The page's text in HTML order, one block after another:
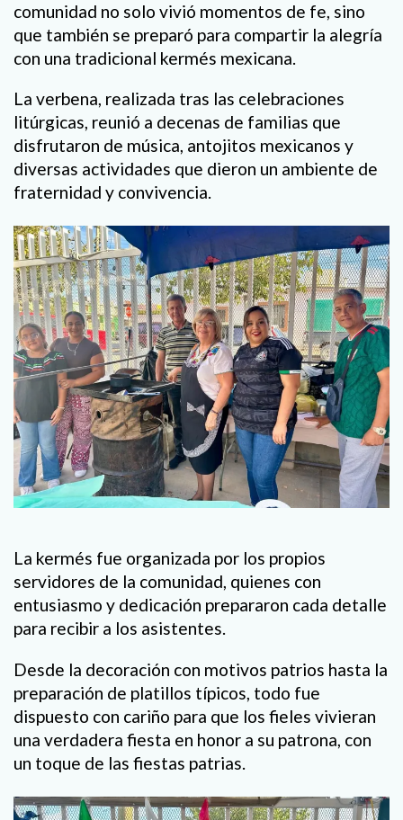
comunidad no solo vivió momentos de fe, sino
que también se preparó para compartir la alegría
con una tradicional kermés mexicana.
La verbena, realizada tras las celebraciones
litúrgicas, reunió a decenas de familias que
disfrutaron de música, antojitos mexicanos y
diversas actividades que dieron un ambiente de
fraternidad y convivencia.
La kermés fue organizada por los propios
servidores de la comunidad, quienes con
entusiasmo y dedicación prepararon cada detalle
para recibir a los asistentes.
Desde la decoración con motivos patrios hasta la
preparación de platillos típicos, todo fue
dispuesto con cariño para que los fieles vivieran
una verdadera fiesta en honor a su patrona, con
un toque de las fiestas patrias.